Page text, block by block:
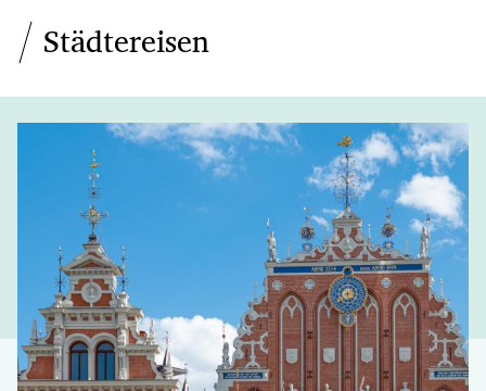
Städtereisen